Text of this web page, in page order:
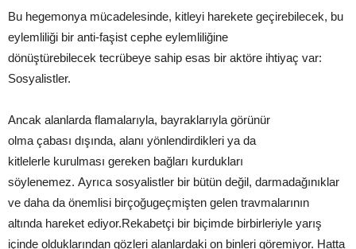
Bu hegemonya mücadelesinde, kitleyi harekete geçirebilecek, bu
eylemliliği bir anti-faşist cephe eylemliliğine
dönüştürebilecek tecrübeye sahip esas bir aktöre ihtiyaç var:
Sosyalistler.
Ancak alanlarda flamalarıyla, bayraklarıyla görünür
olma çabası dışında, alanı yönlendirdikleri ya da
kitlelerle kurulması gereken bağları kurdukları
söylenemez. Ayrıca sosyalistler bir bütün değil, darmadağınıklar
ve daha da önemlisi birçoğugeçmişten gelen travmalarının
altında hareket ediyor.Rekabetçi bir biçimde birbirleriyle yarış
içinde olduklarından gözleri alanlardaki on binleri göremiyor. Hatta